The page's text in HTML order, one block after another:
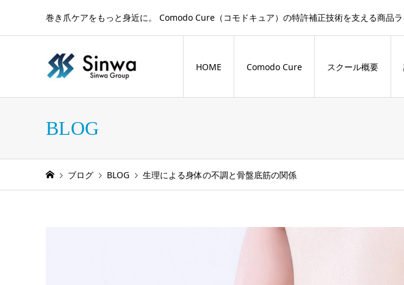
巻き爪ケアをもっと身近に。 Comodo Cure（コモドキュア）の特許補正技術を支える商品
HOME Comodo Cure スクール概要
BLOG
ブログ BLOG 生理による身体の不調と骨盤底筋の関係